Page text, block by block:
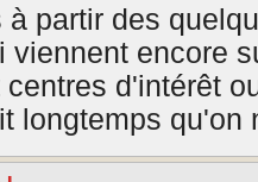
à partir des
viennent encore
d'intérêt
longtemps qu'on